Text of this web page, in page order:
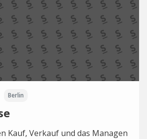
Berlin
Kauf, Verkauf und das Managen